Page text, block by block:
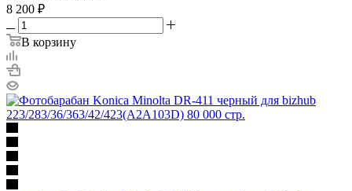
8 200 ₽
В корзину